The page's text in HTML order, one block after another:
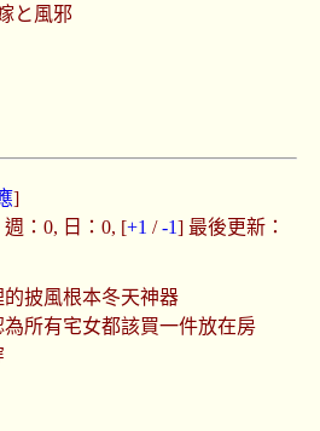
と風邪
]
：0, 日：0, [+1 /-1] 最後更新：
的披風根本冬天神器
為所有宅女都該買一件放在房